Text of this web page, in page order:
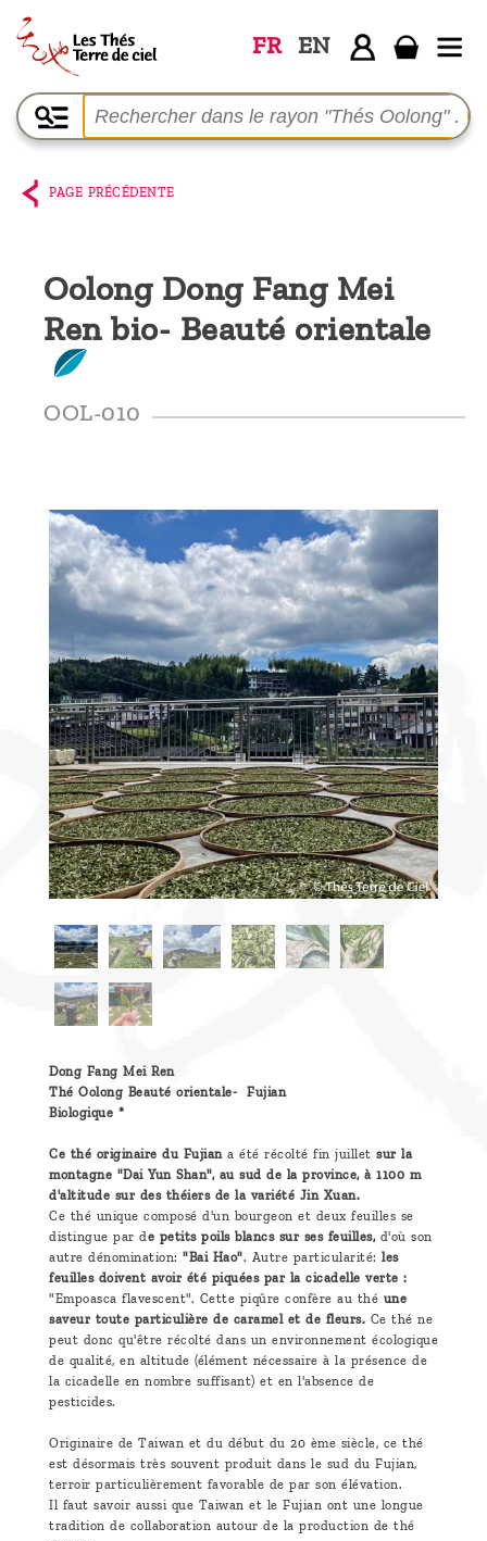
FR EN
Accueil
La
boutique
Parmi les
producteurs,
le blog
Découvrir
le thé
Pu'Erh
Comment
infuser
votre thé
Contactez-
nous !
PAGE PRÉCÉDENTE
Oolong Dong Fang Mei
Ren bio- Beauté orientale
OOL-010
Dong Fang Mei Ren
Thé Oolong Beauté orientale- Fujian
Biologique *
Ce thé originaire du Fujian a été récolté fin juillet sur la
montagne "Dai Yun Shan", au sud de la province, à 1100 m
d'altitude sur des théiers de la variété Jin Xuan.
Ce thé unique composé d'un bourgeon et deux feuilles se
distingue par de petits poils blancs sur ses feuilles,d'où son
autre dénomination: "Bai Hao". Autre particularité: les
feuilles doivent avoir été piquées par la cicadelle verte :
"Empoasca flavescent". Cette piqûre confère au thé une
saveur toute particulière de caramel et de fleurs. Ce thé ne
peut donc qu'être récolté dans un environnement écologique
de qualité, en altitude (élément nécessaire à la présence de
la cicadelle en nombre suffisant) et en l'absence de
pesticides.
Originaire de Taiwan et du début du 20 ème siècle, ce thé
est désormais très souvent produit dans le sud du Fujian,
terroir particulièrement favorable de par son élévation.
Il faut savoir aussi que Taiwan et le Fujian ont une longue
tradition de collaboration autour de la production de thé